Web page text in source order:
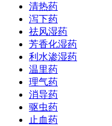
清热药
泻下药
祛风湿药
芳香化湿药
利水渗湿药
温里药
理气药
消导药
驱虫药
止血药